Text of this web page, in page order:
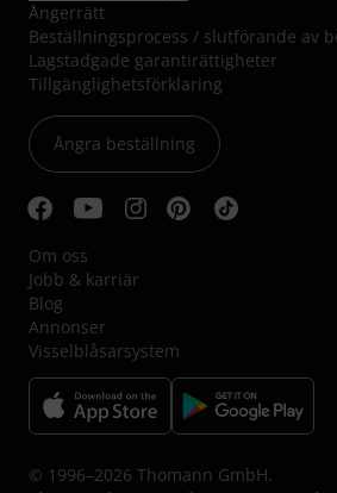
Ångerrätt
Beställningsprocess / slutförande av
Lagstadgade garantirättigheter
Tillgänglighetsförklaring
Ångra beställning
Om oss
Jobb & karriär
Blog
Annonser
Visselblåsarsystem
© 1996–2026 Thomann GmbH.